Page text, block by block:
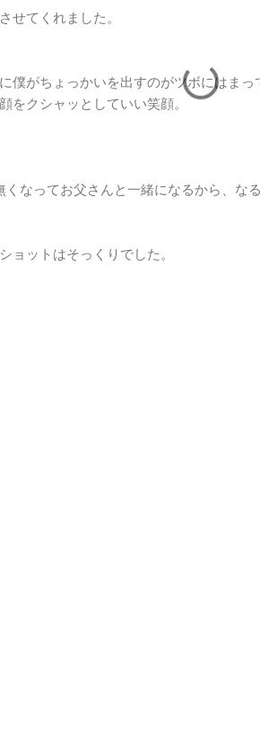
せてくれました。
僕がちょっかいを出すのがツボにはまっ
をクシャッとしていい笑顔。
くなってお父さんと一緒になるから、な
ョットはそっくりでした。